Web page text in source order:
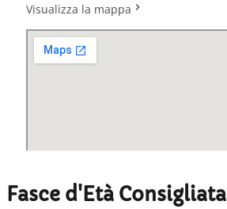
Visualizza la mappa
Fasce d'Età Consigliata